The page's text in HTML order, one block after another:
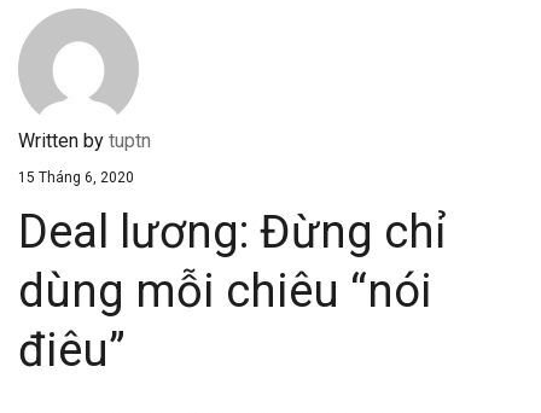
Written by tuptn
15 Tháng 6, 2020
Deal lương: Đừng chỉ
dùng mỗi chiêu “nói
điêu”